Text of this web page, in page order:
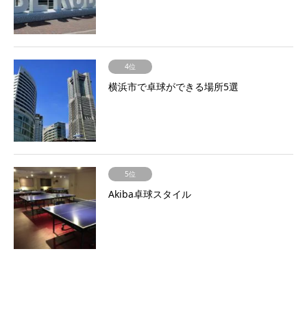
4位
横浜市で卓球ができる場所5選
5位
Akiba卓球スタイル